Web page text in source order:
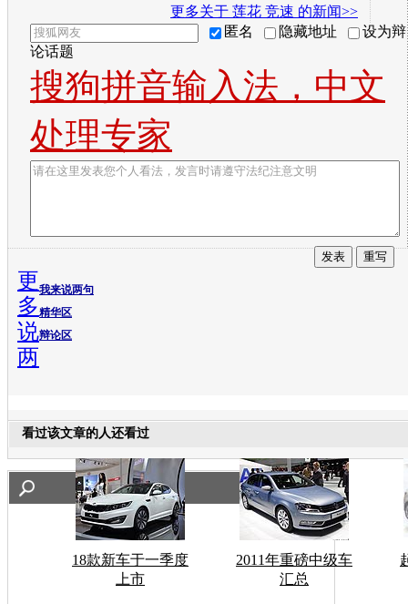
更多关于 莲花 竞速 的新闻>>
匿名 隐藏地址
设为辩
论话题
搜狗拼音输入法，中文
处理专家
我来说两句
精华区
辩论区
更
多
说
两
看过该文章的人还看过
18款新车于一季度
上市
2011年重磅中级车
汇总